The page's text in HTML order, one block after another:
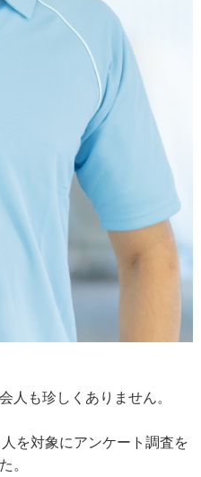
人も珍しくありません。
を対象にアンケート調査を
。